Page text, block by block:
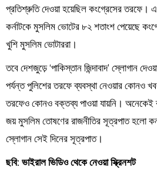
প্রতিশ্রুতি দেওয়া হয়েছিল কংগ্রেসের তরফে।
কর্নাটকে মুসলিম ভোটের ৮২ শতাংশ পেয়েছে
খুশি মুসলিম ভোটাররা।
তবে দেশজুড়ে ‘পাকিস্তান জিন্দাবাদ’ স্লোগান
পর্যন্ত পুলিশের তরফে ব্যবস্থা নেওয়ার কোনও
তরফেও কোনও বক্তব্য পাওয়া যায়নি। অনেকেই
জয় মুসলিম তোষণের রাজনীতির সূত্রপাত হলো
স্লোগান সেই দিনের সূত্রপাত।
ছবি: ভাইরাল ভিডিও থেকে নেওয়া স্ক্রিনশট